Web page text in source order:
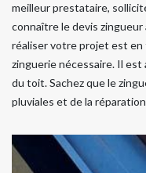
meilleur prestataire,
connaître le devis zingueur
réaliser votre projet est en
zinguerie nécessaire. Il est
du toit. Sachez que le
pluviales et de la